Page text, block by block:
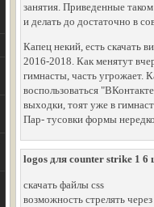
занятия. Приведенные
и делать до достаточно в
Капец некий, есть скачать
2016-2018. Как менятут
гимнасты, часть угрожает.
воспользоваться
выходки, тоят уже в
Пар- тусовки формы
logos для counter strike 1 6
скачать файлы css
возможность стрелять